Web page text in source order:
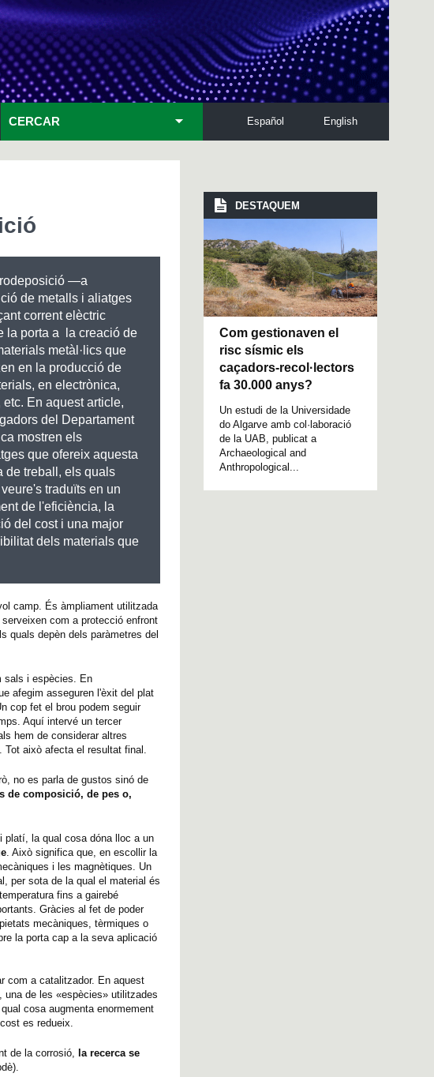
English
Español
CERCAR
—a
de metalls i aliatges
corrent elèctric
la porta a la creació de
metàl·lics que
en la producció de
en electrònica,
etc. En aquest article,
del Departament
mostren els
que ofereix aquesta
de treball, els quals
traduïts en un
de l'eficiència, la
del cost i una major
dels materials que
camp. És àmpliament utilitzada
com a protecció enfront
quals depèn dels paràmetres del
sals i espècies. En
afegim asseguren l'èxit del plat
cop fet el brou podem seguir
Aquí intervé un tercer
hem de considerar altres
Tot això afecta el resultat final.
no es parla de gustos sinó de
de composició, de pes o,
platí, la qual cosa dóna lloc a un
. Això significa que, en escollir la
i les magnètiques. Un
per sota de la qual el material és
fins a gairebé
Gràcies al fet de poder
mecàniques, tèrmiques o
la porta cap a la seva aplicació
com a catalitzador. En aquest
de les «espècies» utilitzades
cosa augmenta enormement
es redueix.
de la corrosió, la recerca se
DESTAQUEM
Com gestionaven el
risc sísmic els
caçadors-recol·lectors
fa 30.000 anys?
Un estudi de la Universidade
do Algarve amb col·laboració
de la UAB, publicat a
Archaeological and
Anthropological...